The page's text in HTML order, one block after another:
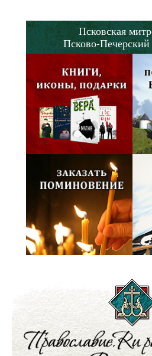
Псковская
Псково-